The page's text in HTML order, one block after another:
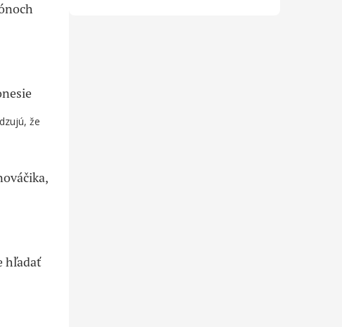
že
hľadať